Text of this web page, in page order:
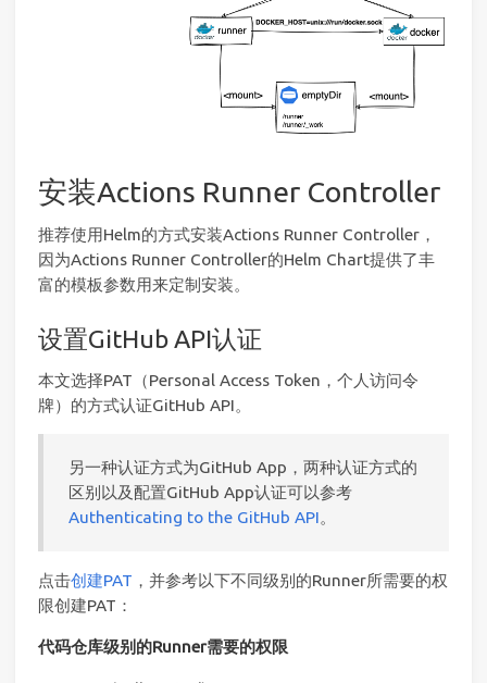
安装Actions Runner Controller
推荐使用Helm的方式安装Actions Runner Controller，
因为Actions Runner Controller的Helm Chart提供了丰
富的模板参数用来定制安装。
设置GitHub API认证
本文选择PAT（Personal Access Token，个人访问令
牌）的方式认证GitHub API。
另一种认证方式为GitHub App，两种认证方式的
区别以及配置GitHub App认证可以参考
Authenticating to the GitHub API。
点击创建PAT ，并参考以下不同级别的Runner所需要的权
限创建PAT：
代码仓库级别的Runner需要的权限